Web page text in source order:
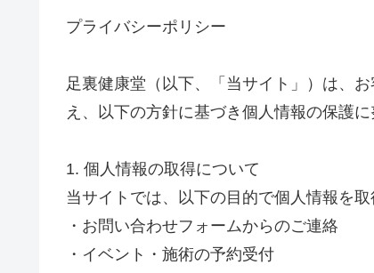
プライバシーポリシー
足裏健康堂（以下、「当サイト」）は、
え、以下の方針に基づき個人情報の保護に
1. 個人情報の取得について
当サイトでは、以下の目的で個人情報を取
・お問い合わせフォームからのご連絡
・イベント・施術の予約受付